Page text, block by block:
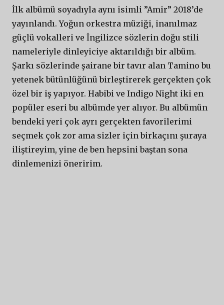
İlk albümü soyadıyla aynı isimli ”Amir” 2018’de
yayınlandı. Yoğun orkestra müziği, inanılmaz
güçlü vokalleri ve İngilizce sözlerin doğu stili
nameleriyle dinleyiciye aktarıldığı bir albüm.
Şarkı sözlerinde şairane bir tavır alan Tamino bu
yetenek bütünlüğünü birleştirerek gerçekten çok
özel bir iş yapıyor. Habibi ve Indigo Night iki en
popüler eseri bu albümde yer alıyor. Bu albümün
bendeki yeri çok ayrı gerçekten favorilerimi
seçmek çok zor ama sizler için birkaçını şuraya
iliştireyim, yine de ben hepsini baştan sona
dinlemenizi öneririm.